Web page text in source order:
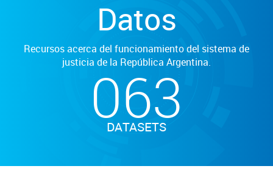
Datos
Recursos acerca del funcionamiento del sistema de
justicia de la República Argentina.
063
DATASETS